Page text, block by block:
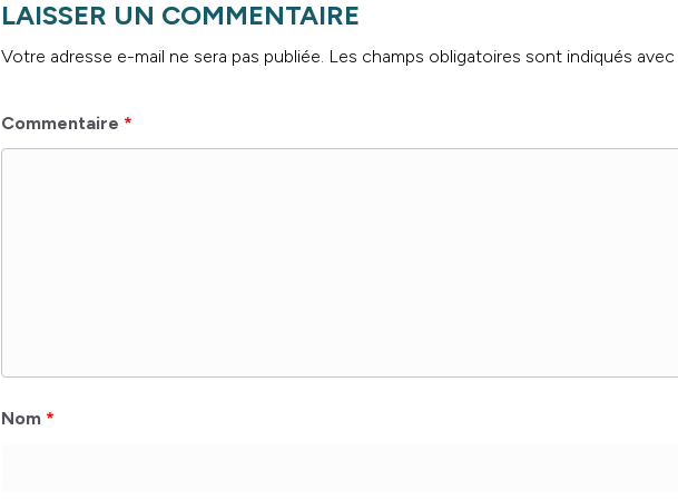
LAISSER UN COMMENTAIRE
Votre adresse e-mail ne sera pas publiée. Les champs obligatoires sont indiqués avec
Commentaire *
Nom *